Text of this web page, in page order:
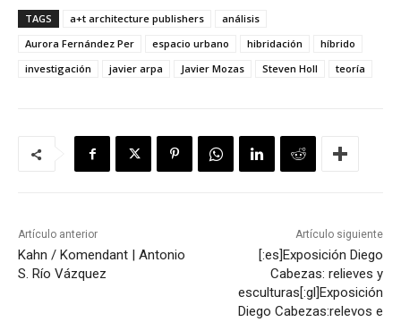
TAGS a+t architecture publishers
análisis
Aurora Fernández Per
espacio urbano hibridación
híbrido
investigación
javier arpa Javier Mozas Steven Holl teoría
Artículo anterior
Kahn / Komendant | Antonio
S. Río Vázquez
Artículo siguiente
[:es]Exposición Diego
Cabezas: relieves y
esculturas[:gl]Exposición
Diego Cabezas:relevos e